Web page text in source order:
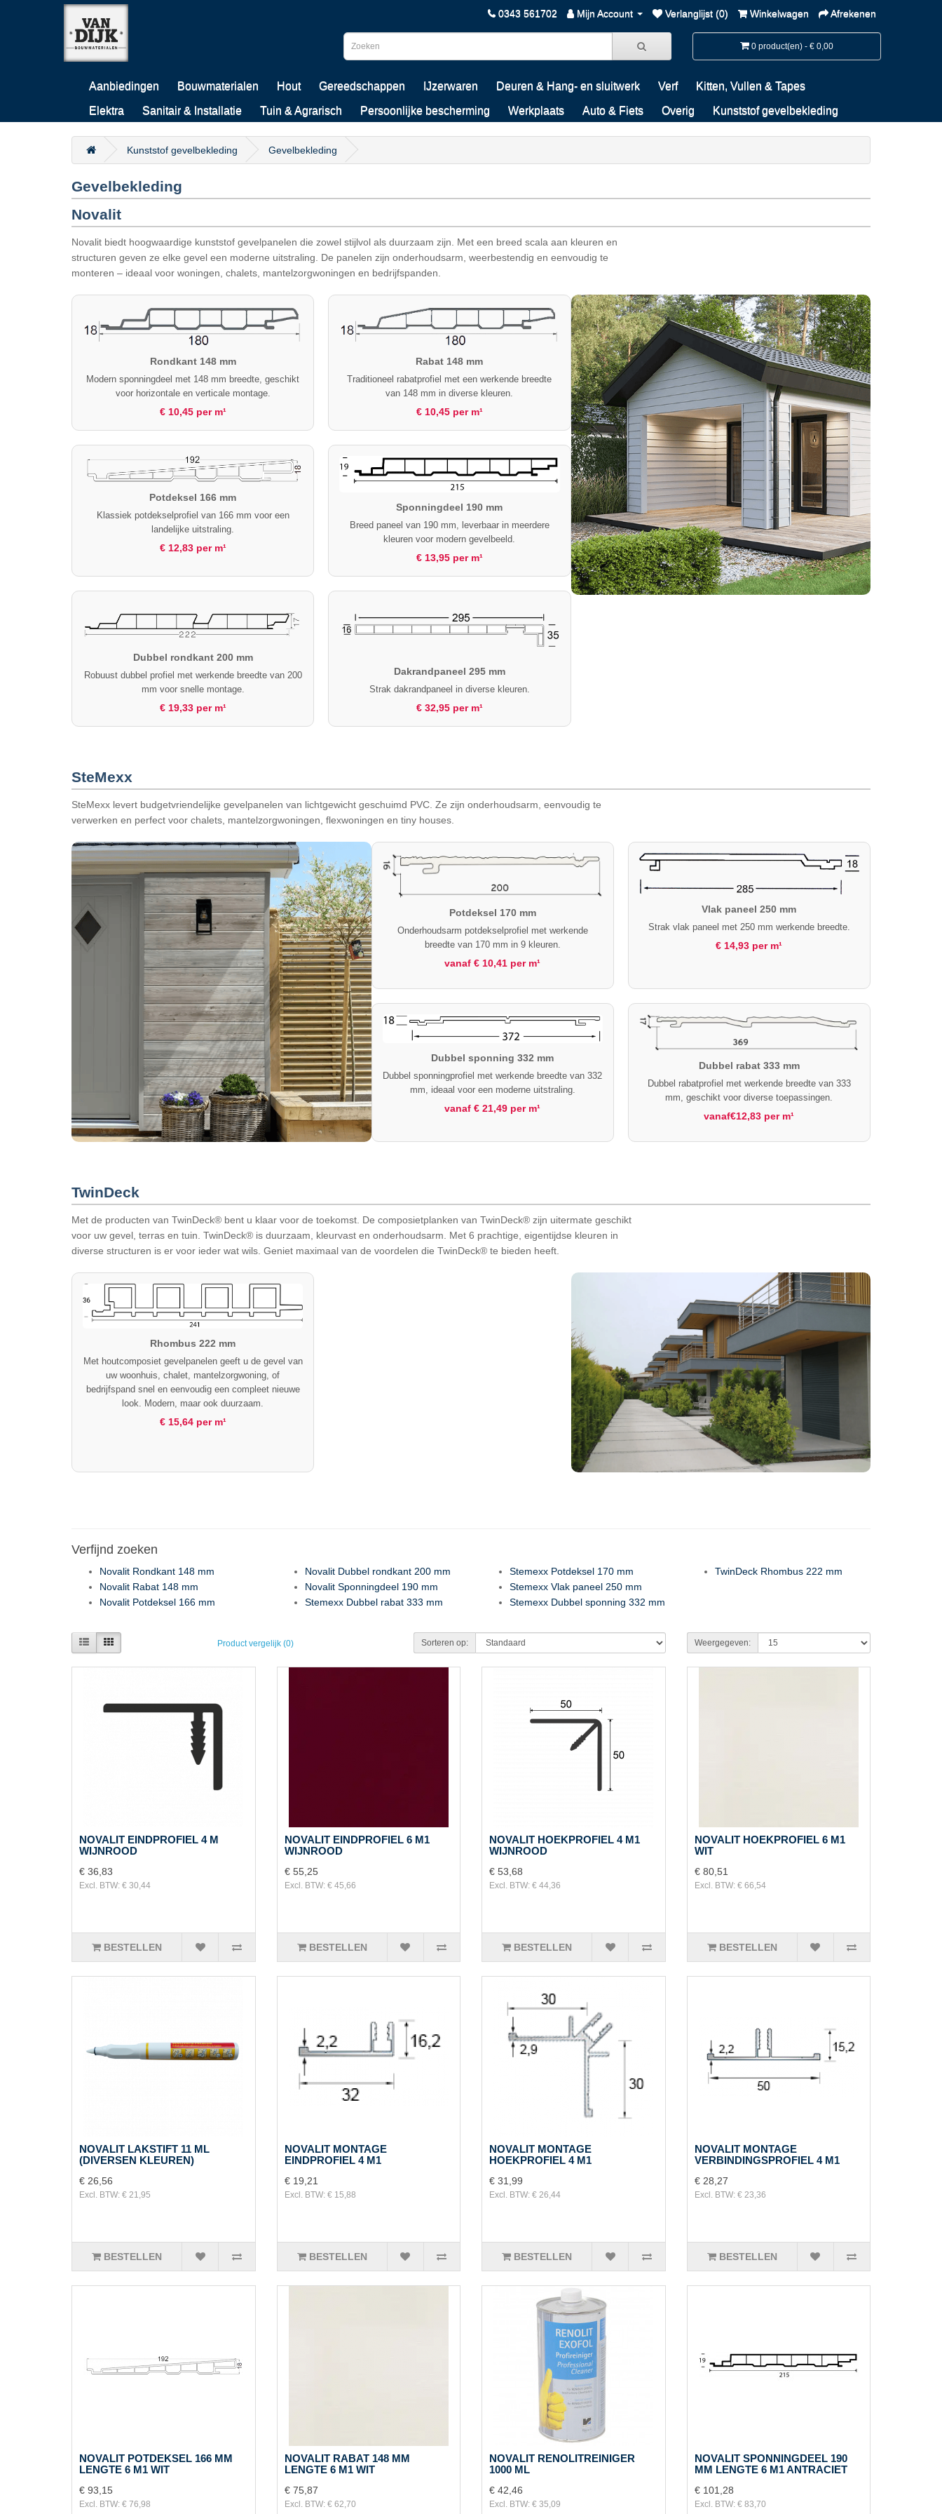
0343 561702 Mijn Account Verlanglijst (0) Winkelwagen Afrekenen
0 product(en) - € 0,00
Aanbiedingen Bouwmaterialen Hout Gereedschappen IJzerwaren Deuren & Hang- en sluitwerk Verf Kitten, Vullen & Tapes
Elektra Sanitair & Installatie Tuin & Agrarisch Persoonlijke bescherming Werkplaats Auto & Fiets Overig Kunststof gevelbekleding
Kunststof gevelbekleding Gevelbekleding
Gevelbekleding
Novalit
Novalit biedt hoogwaardige kunststof gevelpanelen die zowel stijlvol als duurzaam zijn. Met een breed scala aan kleuren en
structuren geven ze elke gevel een moderne uitstraling. De panelen zijn onderhoudsarm, weerbestendig en eenvoudig te
monteren – ideaal voor woningen, chalets, mantelzorgwoningen en bedrijfspanden.
Rondkant 148 mm
Modern sponningdeel met 148 mm breedte, geschikt
voor horizontale en verticale montage.
€ 10,45 per m¹
Rabat 148 mm
Traditioneel rabatprofiel met een werkende breedte
van 148 mm in diverse kleuren.
€ 10,45 per m¹
Potdeksel 166 mm
Klassiek potdekselprofiel van 166 mm voor een
landelijke uitstraling.
€ 12,83 per m¹
Sponningdeel 190 mm
Breed paneel van 190 mm, leverbaar in meerdere
kleuren voor modern gevelbeeld.
€ 13,95 per m¹
Dubbel rondkant 200 mm
Robuust dubbel profiel met werkende breedte van 200
mm voor snelle montage.
€ 19,33 per m¹
Dakrandpaneel 295 mm
Strak dakrandpaneel in diverse kleuren.
€ 32,95 per m¹
SteMexx
SteMexx levert budgetvriendelijke gevelpanelen van lichtgewicht geschuimd PVC. Ze zijn onderhoudsarm, eenvoudig te
verwerken en perfect voor chalets, mantelzorgwoningen, flexwoningen en tiny houses.
Potdeksel 170 mm
Onderhoudsarm potdekselprofiel met werkende
breedte van 170 mm in 9 kleuren.
vanaf € 10,41 per m¹
Vlak paneel 250 mm
Strak vlak paneel met 250 mm werkende breedte.
€ 14,93 per m¹
Dubbel sponning 332 mm
Dubbel sponningprofiel met werkende breedte van 332
mm, ideaal voor een moderne uitstraling.
vanaf € 21,49 per m¹
Dubbel rabat 333 mm
Dubbel rabatprofiel met werkende breedte van 333
mm, geschikt voor diverse toepassingen.
vanaf€12,83 per m¹
TwinDeck
Met de producten van TwinDeck® bent u klaar voor de toekomst. De composietplanken van TwinDeck® zijn uitermate geschikt
voor uw gevel, terras en tuin. TwinDeck® is duurzaam, kleurvast en onderhoudsarm. Met 6 prachtige, eigentijdse kleuren in
diverse structuren is er voor ieder wat wils. Geniet maximaal van de voordelen die TwinDeck® te bieden heeft.
Rhombus 222 mm
Met houtcomposiet gevelpanelen geeft u de gevel van
uw woonhuis, chalet, mantelzorgwoning, of
bedrijfspand snel en eenvoudig een compleet nieuwe
look. Modern, maar ook duurzaam.
€ 15,64 per m¹
Verfijnd zoeken
Novalit Rondkant 148 mm
Novalit Rabat 148 mm
Novalit Potdeksel 166 mm
Novalit Dubbel rondkant 200 mm
Novalit Sponningdeel 190 mm
Stemexx Dubbel rabat 333 mm
Stemexx Potdeksel 170 mm
Stemexx Vlak paneel 250 mm
Stemexx Dubbel sponning 332 mm
TwinDeck Rhombus 222 mm
Product vergelijk (0) Sorteren op: Weergegeven:
NOVALIT EINDPROFIEL 4 M
WIJNROOD
€ 36,83
Excl. BTW: € 30,44
BESTELLEN
NOVALIT EINDPROFIEL 6 M1
WIJNROOD
€ 55,25
Excl. BTW: € 45,66
BESTELLEN
NOVALIT HOEKPROFIEL 4 M1
WIJNROOD
€ 53,68
Excl. BTW: € 44,36
BESTELLEN
NOVALIT HOEKPROFIEL 6 M1
WIT
€ 80,51
Excl. BTW: € 66,54
BESTELLEN
NOVALIT LAKSTIFT 11 ML
(DIVERSEN KLEUREN)
€ 26,56
Excl. BTW: € 21,95
BESTELLEN
NOVALIT MONTAGE
EINDPROFIEL 4 M1
€ 19,21
Excl. BTW: € 15,88
BESTELLEN
NOVALIT MONTAGE
HOEKPROFIEL 4 M1
€ 31,99
Excl. BTW: € 26,44
BESTELLEN
NOVALIT MONTAGE
VERBINDINGSPROFIEL 4 M1
€ 28,27
Excl. BTW: € 23,36
BESTELLEN
NOVALIT POTDEKSEL 166 MM
LENGTE 6 M1 WIT
€ 93,15
Excl. BTW: € 76,98
NOVALIT RABAT 148 MM
LENGTE 6 M1 WIT
€ 75,87
Excl. BTW: € 62,70
NOVALIT RENOLITREINIGER
1000 ML
€ 42,46
Excl. BTW: € 35,09
NOVALIT SPONNINGDEEL 190
MM LENGTE 6 M1 ANTRACIET
€ 101,28
Excl. BTW: € 83,70